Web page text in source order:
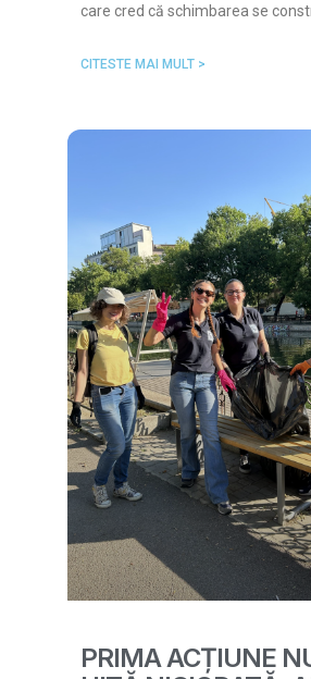
care cred că schimbarea se
CITESTE MAI MULT >
PRIMA ACȚIUNE